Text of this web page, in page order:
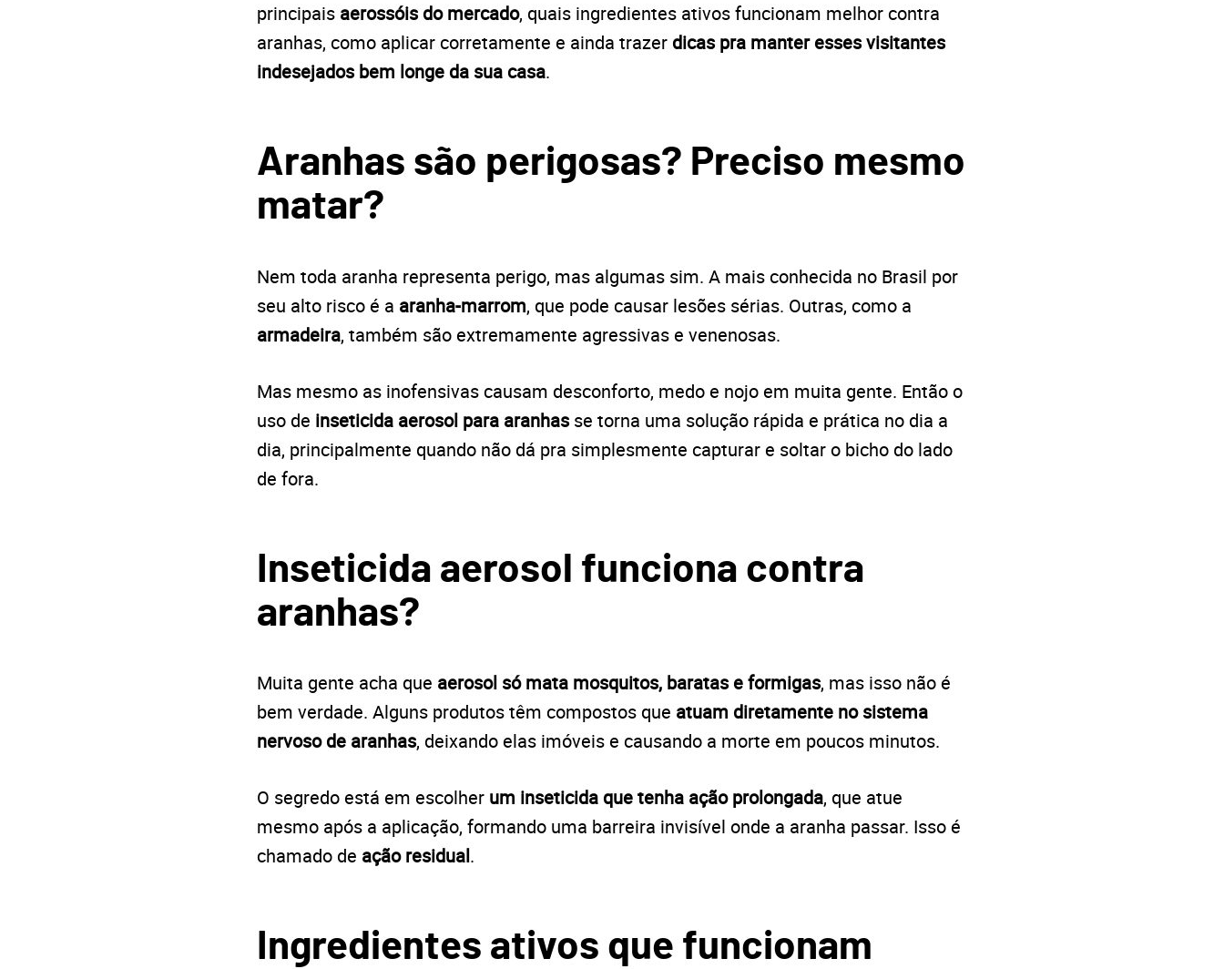
principais aerossóis do mercado, quais ingredientes ativos funcionam melhor contra
aranhas, como aplicar corretamente e ainda trazer dicas pra manter esses visitantes
indesejados bem longe da sua casa.
Aranhas são perigosas? Preciso mesmo
matar?
Nem toda aranha representa perigo, mas algumas sim. A mais conhecida no Brasil por
seu alto risco é a aranha-marrom, que pode causar lesões sérias. Outras, como a
armadeira, também são extremamente agressivas e venenosas.
Mas mesmo as inofensivas causam desconforto, medo e nojo em muita gente. Então o
uso de inseticida aerosol para aranhasse torna uma solução rápida e prática no dia a
dia, principalmente quando não dá pra simplesmente capturar e soltar o bicho do lado
de fora.
Inseticida aerosol funciona contra
aranhas?
Muita gente acha que aerosol só mata mosquitos, baratas e formigas, mas isso não é
bem verdade. Alguns produtos têm compostos que atuam diretamente no sistema
nervoso de aranhas, deixando elas imóveis e causando a morte em poucos minutos.
O segredo está em escolher um inseticida que tenha ação prolongada, que atue
mesmo após a aplicação, formando uma barreira invisível onde a aranha passar. Isso é
chamado de ação residual.
Ingredientes ativos que funcionam